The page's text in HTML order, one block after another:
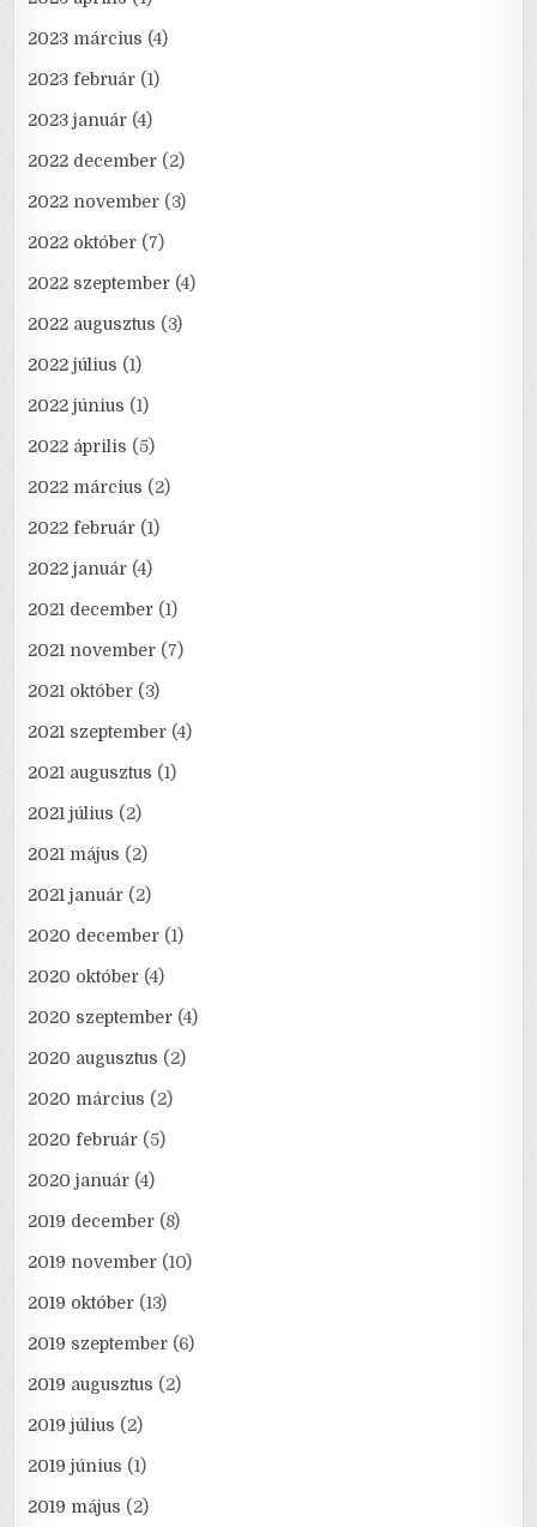
2023 március (4)
2023 február (1)
2023 január (4)
2022 december (2)
2022 november (3)
2022 október (7)
2022 szeptember (4)
2022 augusztus (3)
2022 július (1)
2022 június (1)
2022 április (5)
2022 március (2)
2022 február (1)
2022 január (4)
2021 december (1)
2021 november (7)
2021 október (3)
2021 szeptember (4)
2021 augusztus (1)
2021 július (2)
2021 május (2)
2021 január (2)
2020 december (1)
2020 október (4)
2020 szeptember (4)
2020 augusztus (2)
2020 március (2)
2020 február (5)
2020 január (4)
2019 december (8)
2019 november (10)
2019 október (13)
2019 szeptember (6)
2019 augusztus (2)
2019 július (2)
2019 június (1)
2019 május (2)